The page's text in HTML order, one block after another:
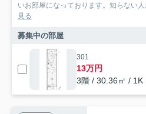
いお部屋になっております。知らない
見る
募集中の部屋
301
13万円
3階 / 30.36㎡ / 1K